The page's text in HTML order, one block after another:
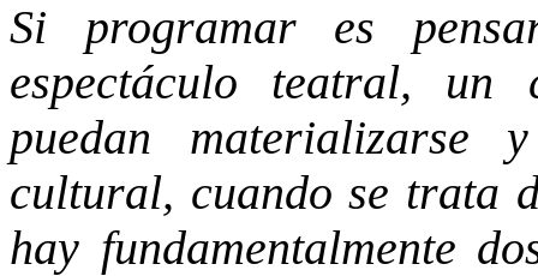
Si programar es
espectáculo teatral, un
puedan materializarse
cultural, cuando se trata
hay fundamentalmente